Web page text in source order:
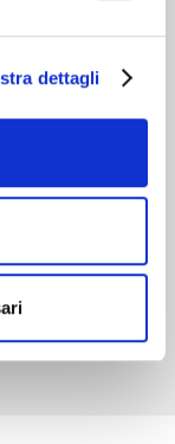
dettagli
gustare in
segnalazioni